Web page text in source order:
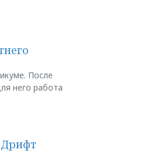
После
него работа
Дрифт